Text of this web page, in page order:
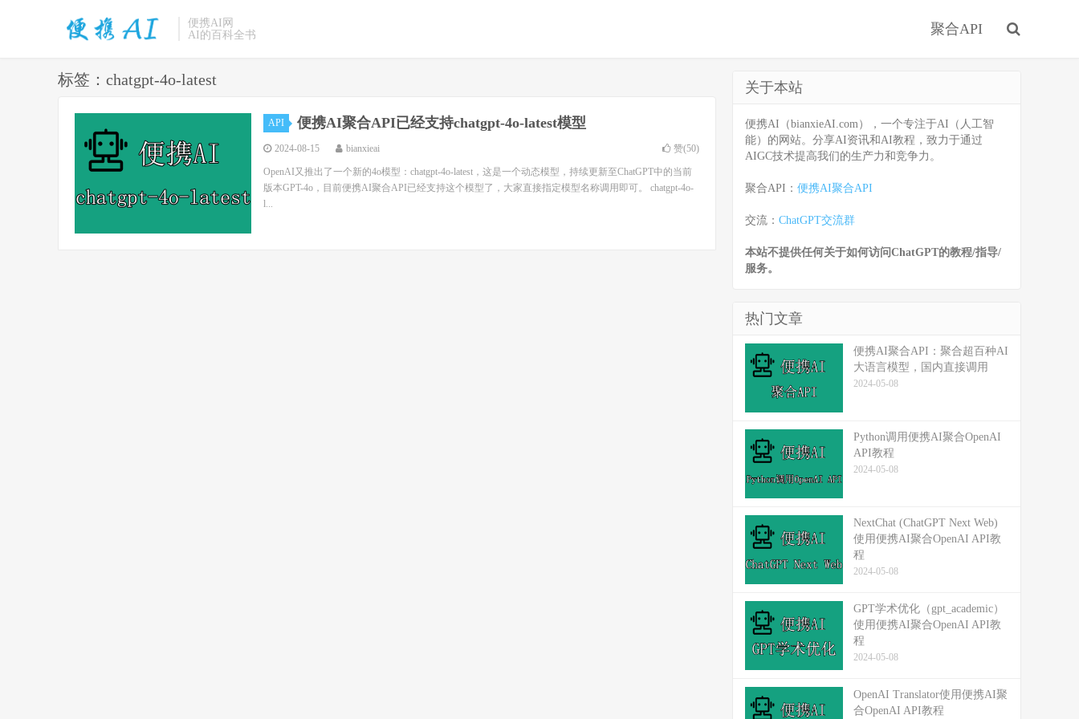
便携AI网
AI的百科全书
聚合API
标签：chatgpt-4o-latest
API 便携AI聚合API已经支持chatgpt-4o-latest模型
2024-08-15 bianxieai 赞(50)
OpenAI又推出了一个新的4o模型：chatgpt-4o-latest，这是一个动态模型，持续更新至ChatGPT中的当前
版本GPT-4o，目前便携AI聚合API已经支持这个模型了，大家直接指定模型名称调用即可。 chatgpt-4o-
l...
关于本站
便携AI（bianxieAI.com），一个专注于AI（人工智
能）的网站。分享AI资讯和AI教程，致力于通过
AIGC技术提高我们的生产力和竞争力。
聚合API： 便携AI聚合API
交流： ChatGPT交流群
本站不提供任何关于如何访问ChatGPT的教程/指导/
服务。
热门文章
便携AI聚合API：聚合超百种AI
大语言模型，国内直接调用
2024-05-08
Python调用便携AI聚合OpenAI
API教程
2024-05-08
NextChat (ChatGPT Next Web)
使用便携AI聚合OpenAI API教
程
2024-05-08
GPT学术优化（gpt_academic）
使用便携AI聚合OpenAI API教
程
2024-05-08
OpenAI Translator使用便携AI聚
合OpenAI API教程